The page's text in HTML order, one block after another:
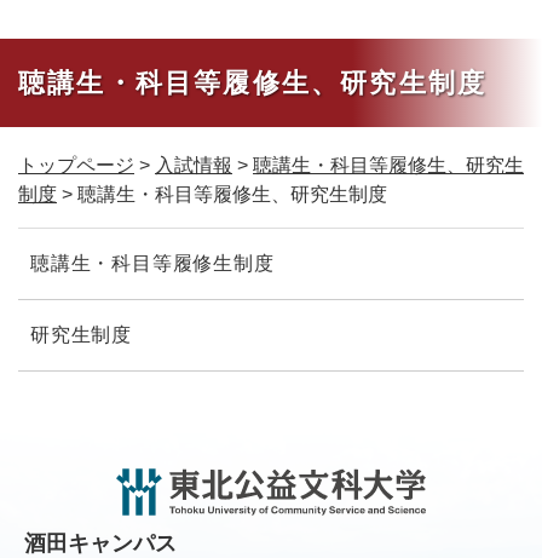
聴講生・科目等履修生、研究生制度
トップページ > 入試情報 > 聴講生・科目等履修生、研究生
制度 > 聴講生・科目等履修生、研究生制度
文
聴講生・科目等履修生制度
研究生制度
酒田キャンパス